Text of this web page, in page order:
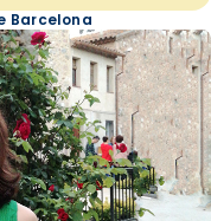
Barcelona